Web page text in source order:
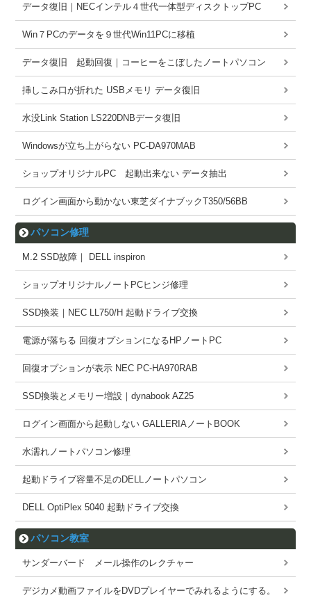
データ復旧｜NECインテル４世代一体型ディスクトップPC
Win７PCのデータを９世代Win11PCに移植
データ復旧 起動回復｜コーヒーをこぼしたノートパソコン
挿しこみ口が折れた USBメモリ データ復旧
水没Link Station LS220DNBデータ復旧
Windowsが立ち上がらない PC-DA970MAB
ショップオリジナルPC 起動出来ない データ抽出
ログイン画面から動かない東芝ダイナブックT350/56BB
パソコン修理
M.2 SSD故障｜ DELL inspiron
ショップオリジナルノートPCヒンジ修理
SSD換装｜NEC LL750/H 起動ドライブ交換
電源が落ちる 回復オプションになるHPノートPC
回復オプションが表示 NEC PC-HA970RAB
SSD換装とメモリー増設｜dynabook AZ25
ログイン画面から起動しない GALLERIAノートBOOK
水濡れノートパソコン修理
起動ドライブ容量不足のDELLノートパソコン
DELL OptiPlex 5040 起動ドライブ交換
パソコン教室
サンダーバード メール操作のレクチャー
デジカメ動画ファイルをDVDプレイヤーでみれるようにする。